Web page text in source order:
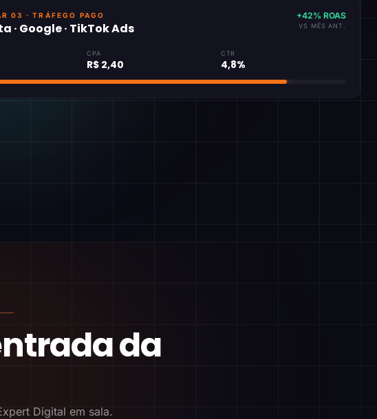
03 · TRÁFEGO PAGO
· Google · TikTok Ads
+42% ROAS
VS MÊS ANT.
CPA
R$ 2,40
CTR
4,8%
da
Digital em sala.